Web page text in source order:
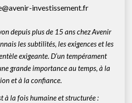
investissement.fr
depuis plus de 15 ans chez Avenir
les subtilités, les exigences et les
exigeante. D’un tempérament
grande importance au temps, à la
et à la confiance.
à la fois humaine et structurée :